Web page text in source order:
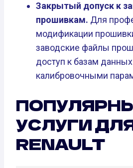
Закрытый допуск к
прошивкам. Для
модификации
заводские файлы
доступ к базам
калибровочными
УСЛУГИ
RENAULT